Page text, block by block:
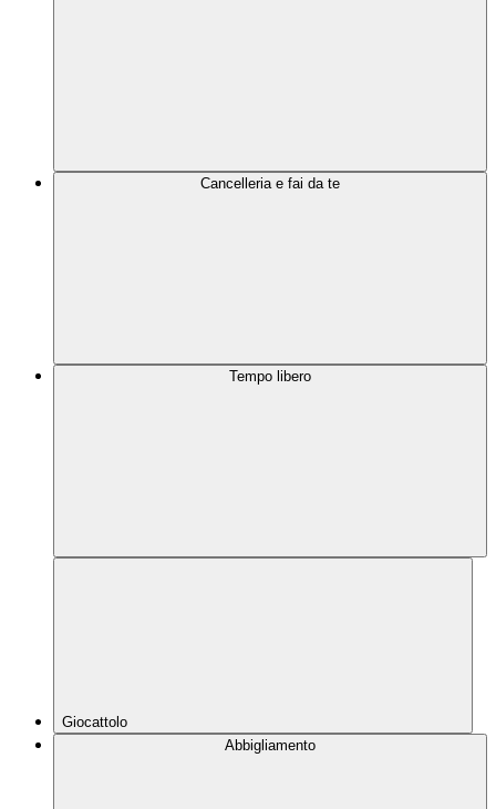
Cancelleria e fai da te
Tempo libero
Giocattolo
Abbigliamento